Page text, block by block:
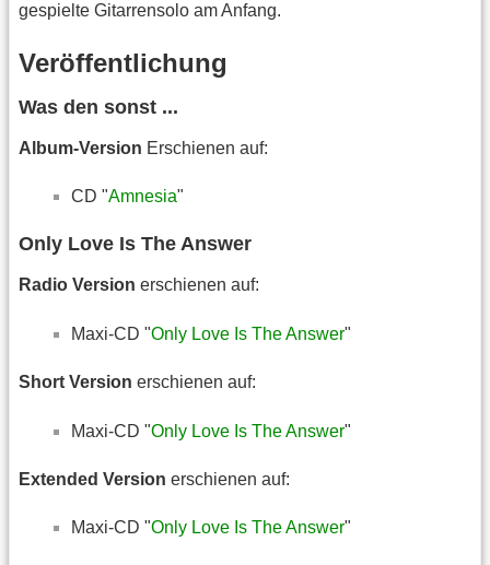
gespielte Gitarrensolo am Anfang.
Veröffentlichung
Was den sonst ...
Album-Version Erschienen auf:
CD "Amnesia"
Only Love Is The Answer
Radio Version erschienen auf:
Maxi-CD "Only Love Is The Answer"
Short Version erschienen auf:
Maxi-CD "Only Love Is The Answer"
Extended Version erschienen auf:
Maxi-CD "Only Love Is The Answer"